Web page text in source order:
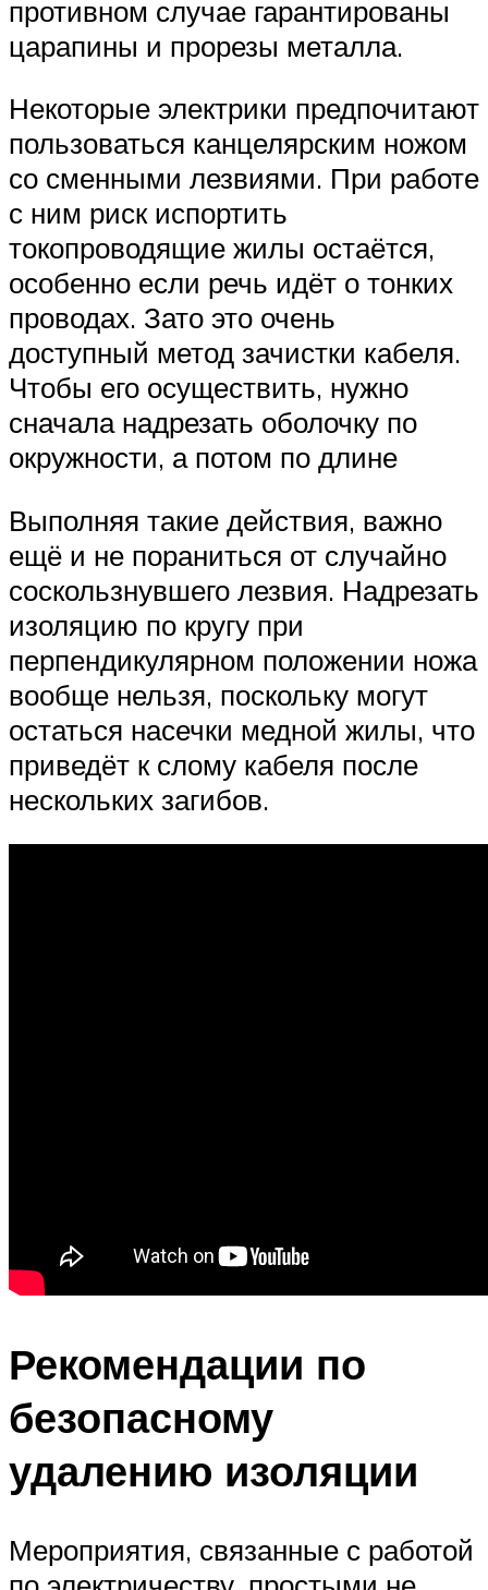
противном случае гарантированы
царапины и прорезы металла.
Некоторые электрики предпочитают
пользоваться канцелярским ножом
со сменными лезвиями. При работе
с ним риск испортить
токопроводящие жилы остаётся,
особенно если речь идёт о тонких
проводах. Зато это очень
доступный метод зачистки кабеля.
Чтобы его осуществить, нужно
сначала надрезать оболочку по
окружности, а потом по длине
Выполняя такие действия, важно
ещё и не пораниться от случайно
соскользнувшего лезвия. Надрезать
изоляцию по кругу при
перпендикулярном положении ножа
вообще нельзя, поскольку могут
остаться насечки медной жилы, что
приведёт к слому кабеля после
нескольких загибов.
Рекомендации по
безопасному
удалению изоляции
Мероприятия, связанные с работой